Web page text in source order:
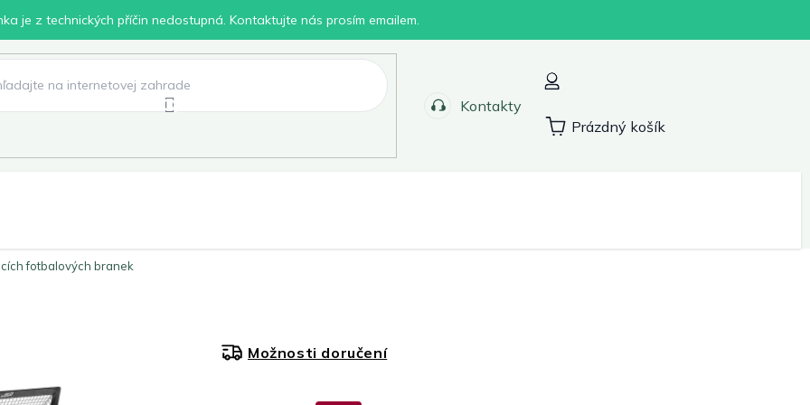
je z technických příčin nedostupná. Kontaktujte nás prosím emailem.
Kontakty
Nákupní
Prázdný košík
fotbalových branek
Možnosti doručení